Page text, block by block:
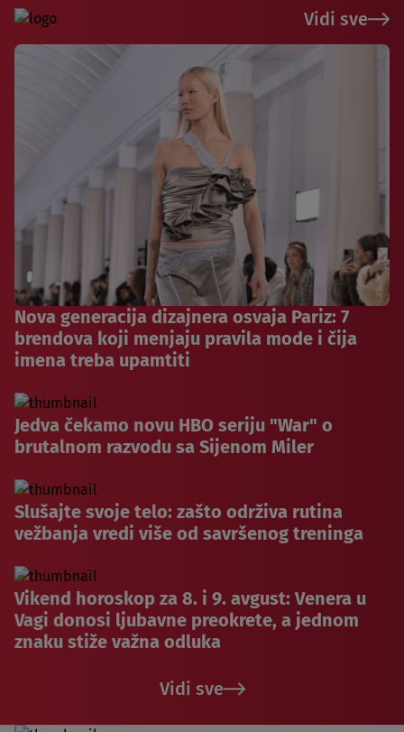
Vidi sve
Nova generacija dizajnera osvaja Pariz: 7
brendova koji menjaju pravila mode i čija
imena treba upamtiti
Jedva čekamo novu HBO seriju "War" o
brutalnom razvodu sa Sijenom Miler
Slušajte svoje telo: zašto održiva rutina
vežbanja vredi više od savršenog treninga
Vikend horoskop za 8. i 9. avgust: Venera u
Vagi donosi ljubavne preokrete, a jednom
znaku stiže važna odluka
Vidi sve